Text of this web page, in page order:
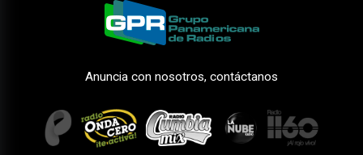
Anuncia con nosotros, contáctanos